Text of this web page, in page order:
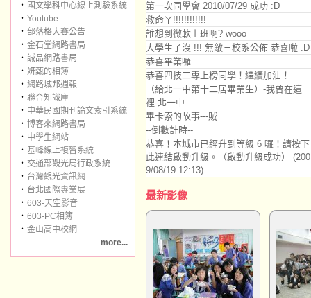
‧ 國文學科中心線上測驗系統
‧ Youtube
‧ 部落格大賽公告
‧ 金石堂網路書局
‧ 誠品網路書局
‧ 妍甄的相簿
‧ 網路城邦週報
‧ 聯合知識庫
‧ 中華民國期刊論文索引系統
‧ 博客來網路書局
‧ 中學生網站
‧ 基峰線上複習系統
‧ 交通部觀光局行政系統
‧ 台灣觀光資訊網
‧ 台北國際專業展
‧ 603-天空影音
‧ 603-PC相簿
‧ 金山高中校網
more...
第一次同學會 2010/07/29 成功 :D
救命ㄚ!!!!!!!!!!!!
誰想到微軟上班啊? wooo
大學生了沒 !!! 無敵三校系公佈 恭喜啦 :D
恭喜畢業囉
恭喜四技二專上榜同學！繼續加油！
（給北一中第十二居畢業生）-我曾在這
裡-北一中...
畢卡索的故事---賊
--倒數計時--
恭喜！本城市已經升到等級 6 囉！請按下
此連結啟動升級。（啟動升級成功） (200
9/08/19 12:13)
最新影像